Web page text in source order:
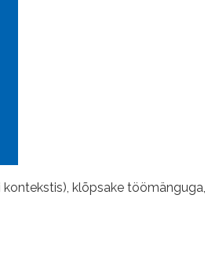
klõpsake töömänguga,